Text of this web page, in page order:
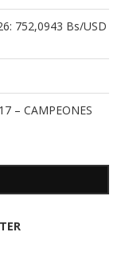
752,0943 Bs/USD
– CAMPEONES